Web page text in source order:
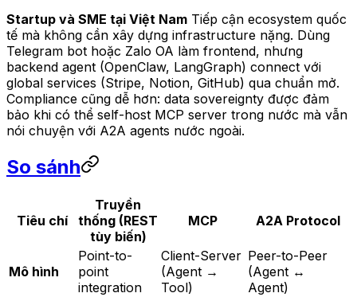
Startup và SME tại Việt Nam Tiếp cận ecosystem quốc
tế mà không cần xây dựng infrastructure nặng. Dùng
Telegram bot hoặc Zalo OA làm frontend, nhưng
backend agent (OpenClaw, LangGraph) connect với
global services (Stripe, Notion, GitHub) qua chuẩn mở.
Compliance cũng dễ hơn: data sovereignty được đảm
bảo khi có thể self-host MCP server trong nước mà vẫn
nói chuyện với A2A agents nước ngoài.
So sánh
Tiêu chí
Truyền
thống (REST
tùy biến)
MCP A2A Protocol
Mô hình
Point-to-
point
integration
Client-Server
(Agent →
Tool)
Peer-to-Peer
(Agent ↔
Agent)